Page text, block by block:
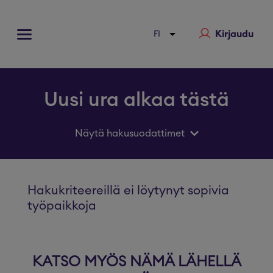
Kirjaudu
Uusi ura alkaa tästä
Näytä hakusuodattimet
Hakukriteereillä ei löytynyt sopivia
työpaikkoja
KATSO MYÖS NÄMÄ LÄHELLÄ